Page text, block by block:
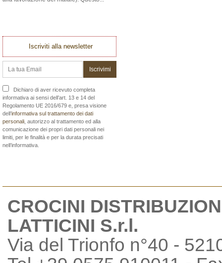
Iscriviti alla newsletter
Dichiaro di aver ricevuto completa
informativa ai sensi dell’art. 13 e 14 del
Regolamento UE 2016/679 e, presa visione
dell’informativa sul trattamento dei dati
personali , autorizzo al trattamento ed alla
comunicazione dei propri dati personali nei
limiti, per le finalità e per la durata precisati
nell’informativa.
CROCINI
LATTICINI S.r.l.
Via del Trionfo n°40 -